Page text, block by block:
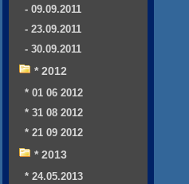
- 09.09.2011
- 23.09.2011
- 30.09.2011
* 2012
* 01 06 2012
* 31 08 2012
* 21 09 2012
* 2013
* 24.05.2013